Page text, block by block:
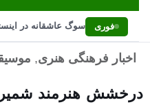
فوری
تجارت سوگ عاشقانه در
اخبار فرهنگی هنری,
درخشش هنرمند